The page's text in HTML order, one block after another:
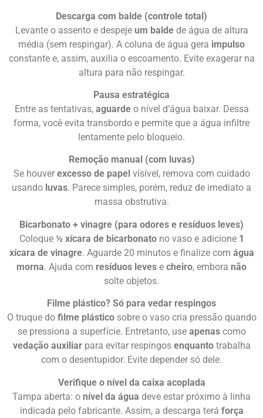
Descarga com balde (controle total)
Levante o assento e despeje um baldede água de altura
média (sem respingar). A coluna de água gera impulso
constante e, assim, auxilia o escoamento. Evite exagerar na
altura para não respingar.
Pausa estratégica
Entre as tentativas, aguardeo nível d’água baixar. Dessa
forma, você evita transbordo e permite que a água infiltre
lentamente pelo bloqueio.
Remoção manual (com luvas)
Se houver excesso de papel visível, remova com cuidado
usando luvas. Parece simples, porém, reduz de imediato a
massa obstrutiva.
Bicarbonato + vinagre (para odores e resíduos leves)
Coloque ½ xícara de bicarbonatono vaso e adicione 1
xícara de vinagre. Aguarde 20 minutos e finalize com água
morna. Ajuda com resíduos leves e cheiro, embora não
solte objetos.
Filme plástico? Só para vedar respingos
O truque do filme plásticosobre o vaso cria pressão quando
se pressiona a superfície. Entretanto, use apenascomo
vedação auxiliarpara evitar respingos enquantotrabalha
com o desentupidor. Evite depender só dele.
Verifique o nível da caixa acoplada
Tampa aberta: o nível da água deve estar próximo à linha
indicada pelo fabricante. Assim, a descarga terá força